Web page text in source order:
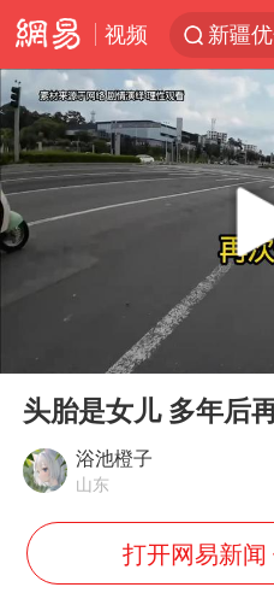
视频
黄金
情侣
白海
《欢
全民
Play
头胎是女儿 多年后
浴池橙子
山东
打开网易新